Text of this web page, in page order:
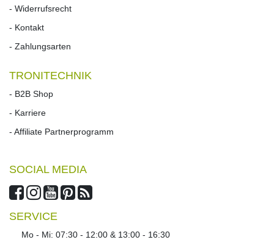
- Widerrufs­recht
- Kontakt
- Zahlungsarten
TRONITECHNIK
- B2B Shop
- Karriere
- Affiliate Partnerprogramm
SOCIAL MEDIA
SERVICE
Mo - Mi: 07:30 - 12:00 & 13:00 - 16:30